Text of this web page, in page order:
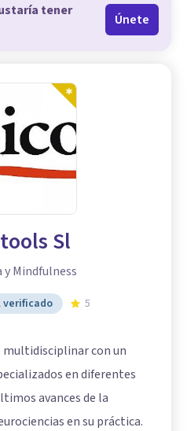
tener
Únete
Sl
Mindfulness
verificado 5
multidisciplinar con un
en diferentes
avances de la
en su práctica.